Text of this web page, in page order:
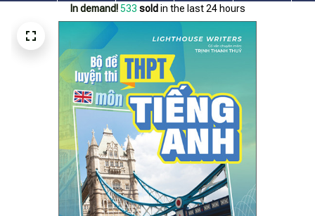
In demand! 536 sold in the last 24 hours